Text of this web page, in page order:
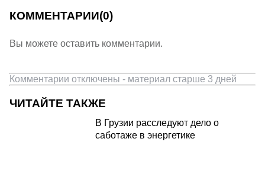
КОММЕНТАРИИ(0)
Вы можете оставить комментарии.
Комментарии отключены - материал старше 3 дней
ЧИТАЙТЕ ТАКЖЕ
В Грузии расследуют дело о
саботаже в энергетике